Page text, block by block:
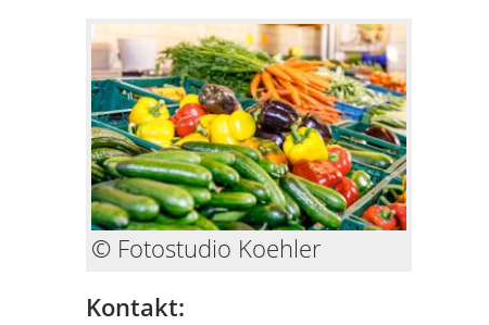
© Fotostudio Koehler
Kontakt: